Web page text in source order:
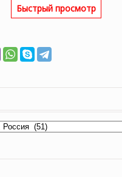
Быстрый просмотр